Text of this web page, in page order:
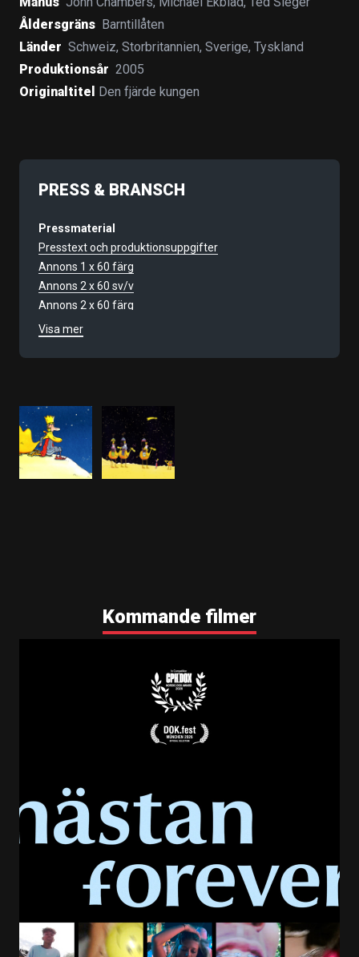
Åldersgräns Barntillåten
Länder Schweiz, Storbritannien, Sverige, Tyskland
Produktionsår 2005
Originaltitel Den fjärde kungen
PRESS & BRANSCH
Pressmaterial
Presstext och produktionsuppgifter
Annons 1 x 60 färg
Annons 2 x 60 sv/v
Annons 2 x 60 färg
Annons 2 x 120 sv/v
Visa mer
Kommande filmer